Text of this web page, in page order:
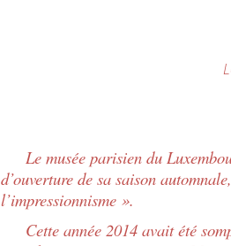
Lettre à Claude
Le musée parisien du
d’ouverture de sa saison
l’impressionnisme ».
Cette année 2014 avait été